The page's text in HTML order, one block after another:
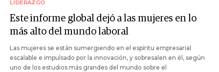
LIDERAZGO
Este informe global dejó a las mujeres en lo
más alto del mundo laboral
Las mujeres se están sumergiendo en el espíritu empresarial
escalable e impulsado por la innovación, y sobresalen en él, según
uno de los estudios más grandes del mundo sobre el